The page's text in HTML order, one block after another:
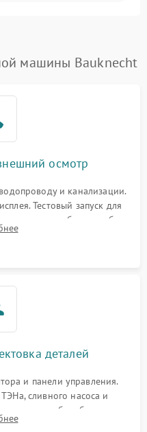
₽ Подробнее →
машины Bauknecht
осмотр
и канализации.
Тестовый запуск для
или сбоев в работе
управления.
деталей
и панели управления.
сливного насоса и
барабана и
люка на разрывы.